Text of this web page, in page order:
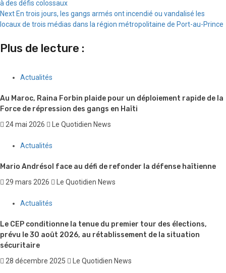
Reading
à des défis colossaux
Next En trois jours, les gangs armés ont incendié ou vandalisé les
locaux de trois médias dans la région métropolitaine de Port-au-Prince
Plus de lecture :
Actualités
Au Maroc, Raina Forbin plaide pour un déploiement rapide de la
Force de répression des gangs en Haïti
24 mai 2026 Le Quotidien News
Actualités
Mario Andrésol face au défi de refonder la défense haïtienne
29 mars 2026 Le Quotidien News
Actualités
Le CEP conditionne la tenue du premier tour des élections,
prévu le 30 août 2026, au rétablissement de la situation
sécuritaire
28 décembre 2025 Le Quotidien News